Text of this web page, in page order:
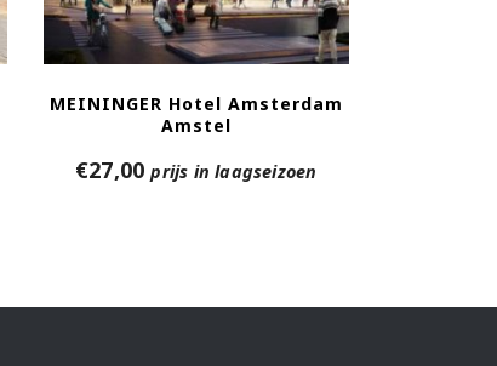
MEININGER Hotel Amsterdam
Amstel
€27,00 prijs in laagseizoen